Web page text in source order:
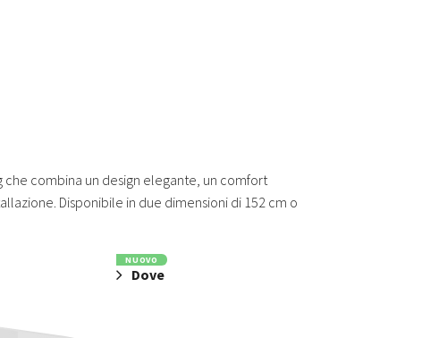
che combina un design elegante, un comfort
Disponibile in due dimensioni di 152 cm o
NUOVO
Dove